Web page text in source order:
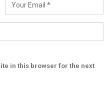
in this browser for the next